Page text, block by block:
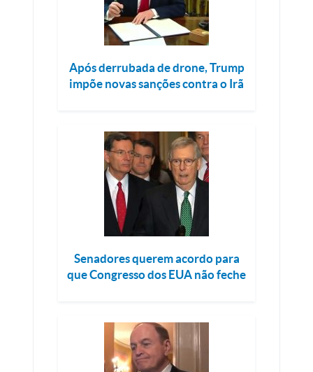
Após derrubada de drone, Trump
impõe novas sanções contra o Irã
Senadores querem acordo para
que Congresso dos EUA não feche